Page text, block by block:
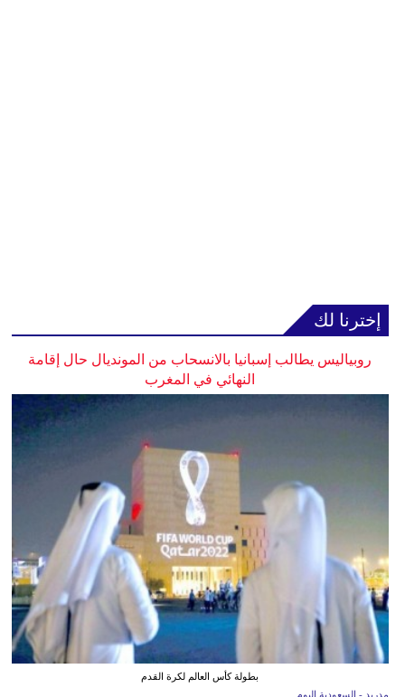
إخترنا لك
روبياليس يطالب إسبانيا بالانسحاب من المونديال حال إقامة
النهائي في المغرب
بطولة كأس العالم لكرة القدم
مدريد - السعودية اليوم